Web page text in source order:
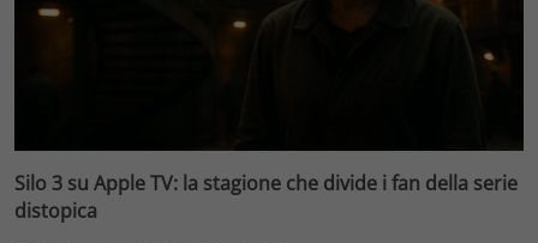
Silo 3 su Apple TV: la stagione che divide i fan della serie
distopica